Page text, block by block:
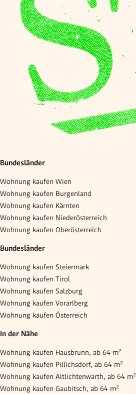
Bundesländer
Wohnung kaufen Wien
Wohnung kaufen Burgenland
Wohnung kaufen Kärnten
Wohnung kaufen Niederösterreich
Wohnung kaufen Oberösterreich
Bundesländer
Wohnung kaufen Steiermark
Wohnung kaufen Tirol
Wohnung kaufen Salzburg
Wohnung kaufen Vorarlberg
Wohnung kaufen Österreich
In der Nähe
Wohnung kaufen Hausbrunn, ab 64 m²
Wohnung kaufen Pillichsdorf, ab 64 m²
Wohnung kaufen Altlichtenwarth, ab 64 m²
Wohnung kaufen Gaubitsch, ab 64 m²